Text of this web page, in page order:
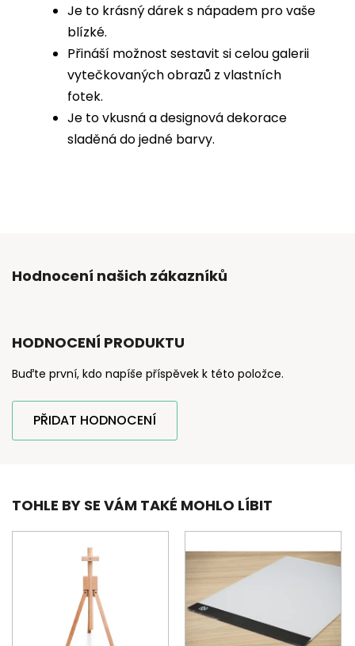
Je to krásný dárek s nápadem pro vaše
blízké.
Přináší možnost sestavit si celou galerii
vytečkovaných obrazů z vlastních
fotek.
Je to vkusná a designová dekorace
sladěná do jedné barvy.
Hodnocení našich zákazníků
HODNOCENÍ PRODUKTU
Buďte první, kdo napíše příspěvek k této položce.
PŘIDAT HODNOCENÍ
TOHLE BY SE VÁM TAKÉ MOHLO LÍBIT